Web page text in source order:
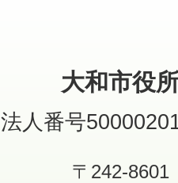
大和市役
法人番号
〒242-8601